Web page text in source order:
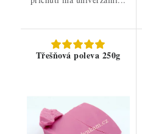
Třešňová poleva 250g